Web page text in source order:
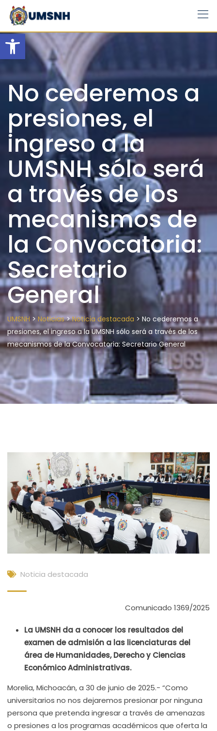
Open toolbar
Skip
content
No cederemos a
presiones, el
ingreso a la
UMSNH sólo será
a través de los
mecanismos de
la Convocatoria:
Secretario
General
UMSNH > Noticias>Noticia destacada > No cederemos a
presiones, el ingreso a la UMSNH sólo será a través de los
mecanismos de la Convocatoria: Secretario General
Noticia destacada
Comunicado 1369/2025
La UMSNH da a conocer los resultados del
examen de admisión a las licenciaturas del
área de Humanidades, Derecho y Ciencias
Económico Administrativas.
Morelia, Michoacán, a 30 de junio de 2025.- “Como
universitarios no nos dejaremos presionar por ninguna
persona que pretenda ingresar a través de amenazas
o presiones a los programas académicos que oferta la